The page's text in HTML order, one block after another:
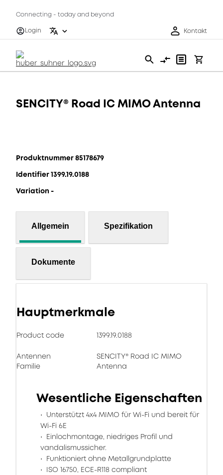
Connecting - today and beyond
Login
Kontakt
SENCITY® Road IC MIMO Antenna
Produktnummer 85178679
Identifier 1399.19.0188
Variation -
Allgemein Spezifikation
Dokumente
Hauptmerkmale
Product code 1399.19.0188
Antennen
Familie
SENCITY® Road IC MIMO
Antenna
Wesentliche Eigenschaften
Unterstützt 4x4 MIMO für Wi-Fi und bereit für
Wi-Fi 6E
Einlochmontage, niedriges Profil und
vandalismussicher.
Funktioniert ohne Metallgrundplatte
ISO 16750, ECE-R118 compliant